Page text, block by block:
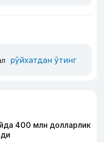
рўйхатдан ўтинг
400 млн долларлик